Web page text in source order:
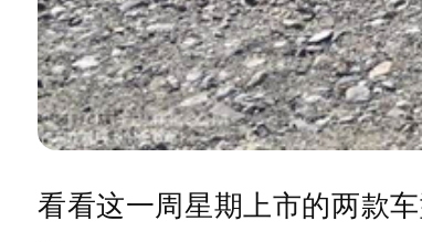
看看这一周星期上市的两款